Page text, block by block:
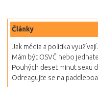
Články
Jak média a politika
Mám být OSVČ nebo
Pouhých deset minut sexu
Odreagujte se na